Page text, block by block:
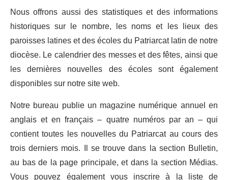
Nous offrons aussi des statistiques et des informations
historiques sur le nombre, les noms et les lieux des
paroisses latines et des écoles du Patriarcat latin de notre
diocèse. Le calendrier des messes et des fêtes, ainsi que
les dernières nouvelles des écoles sont également
disponibles sur notre site web.
Notre bureau publie un magazine numérique annuel en
anglais et en français – quatre numéros par an – qui
contient toutes les nouvelles du Patriarcat au cours des
trois derniers mois. Il se trouve dans la section Bulletin,
au bas de la page principale, et dans la section Médias.